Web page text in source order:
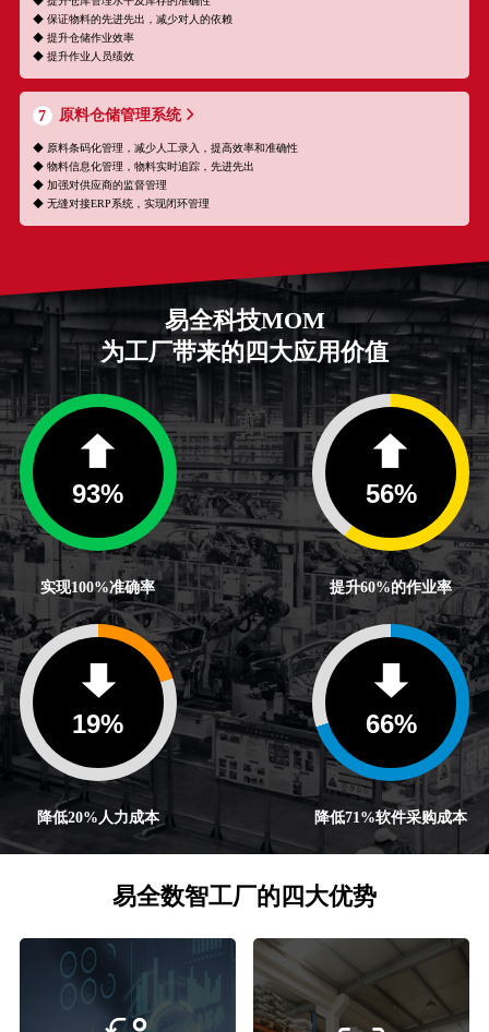
◆ 保证物料的先进先出，减少对人的依赖
◆ 提升仓储作业效率
◆ 提升作业人员绩效
7 原料仓储管理系统
◆ 原料条码化管理，减少人工录入，提高效率和准确性
◆ 物料信息化管理，物料实时追踪，先进先出
◆ 加强对供应商的监督管理
◆ 无缝对接ERP系统，实现闭环管理
易全科技MOM
为工厂带来的四大应用价值
100%
实现100%准确率
60%
提升60%的作业率
20%
降低20%人力成本
71%
降低71%软件采购成本
易全数智工厂的四大优势